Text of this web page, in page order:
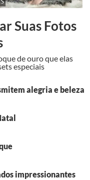
Suas Fotos
de ouro que elas
especiais
alegria e beleza
impressionantes